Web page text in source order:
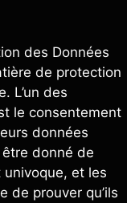
des Données
de protection
L’un des
le consentement
données
donné de
et les
de prouver qu’ils